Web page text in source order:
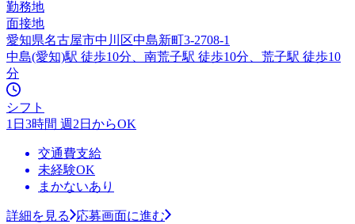
勤務地
面接地
愛知県名古屋市中川区中島新町3-2708-1
中島(愛知)駅 徒歩10分、南荒子駅 徒歩10分、荒子駅 徒歩10
分
シフト
1日3時間 週2日からOK
交通費支給
未経験OK
まかないあり
詳細を見る
応募画面に進む